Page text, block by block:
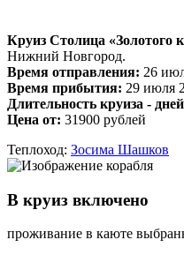
Круиз Столица «Золотого
Нижний Новгород.
Время отправления: 26
Время прибытия: 29 июля
Длительность круиза -
Цена от: 31900 рублей
Теплоход: Зосима Шашков
В круиз включено
проживание в каюте